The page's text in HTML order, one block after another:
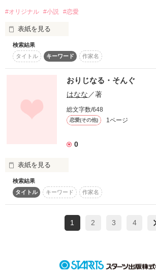
#オリジナル #小説 #恋愛
表紙を見る
え、←
連載なう…？←
作品を読む
検索結果
タイトル
キーワード 作家名
おりじなる・そんぐ
はなな ／著
総文字数/648
恋愛(その他) 1ページ
0
表紙を見る
今は何処でどうしてるんかな…
また…いつか会えるのなら会ってみたい。
作品を読む
検索結果
タイトル
キーワード 作家名
1 2 3 4